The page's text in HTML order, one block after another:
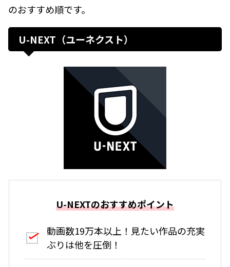
のおすすめ順です。
U-NEXT（ユーネクスト）
U-NEXTのおすすめポイント
動画数19万本以上！見たい作品の充実
ぶりは他を圧倒！